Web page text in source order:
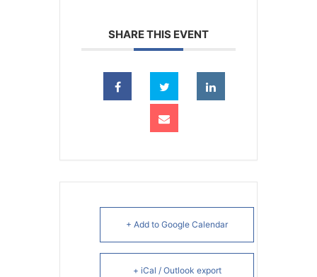
SHARE THIS EVENT
+ Add to Google Calendar
+ iCal / Outlook export